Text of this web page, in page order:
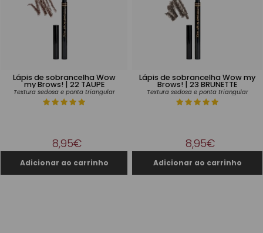
Lápis de sobrancelha Wow
my Brows! | 22 TAUPE
Textura sedosa e ponta triangular
8,95€
Lápis de sobrancelha Wow my
Brows! | 23 BRUNETTE
Textura sedosa e ponta triangular
8,95€